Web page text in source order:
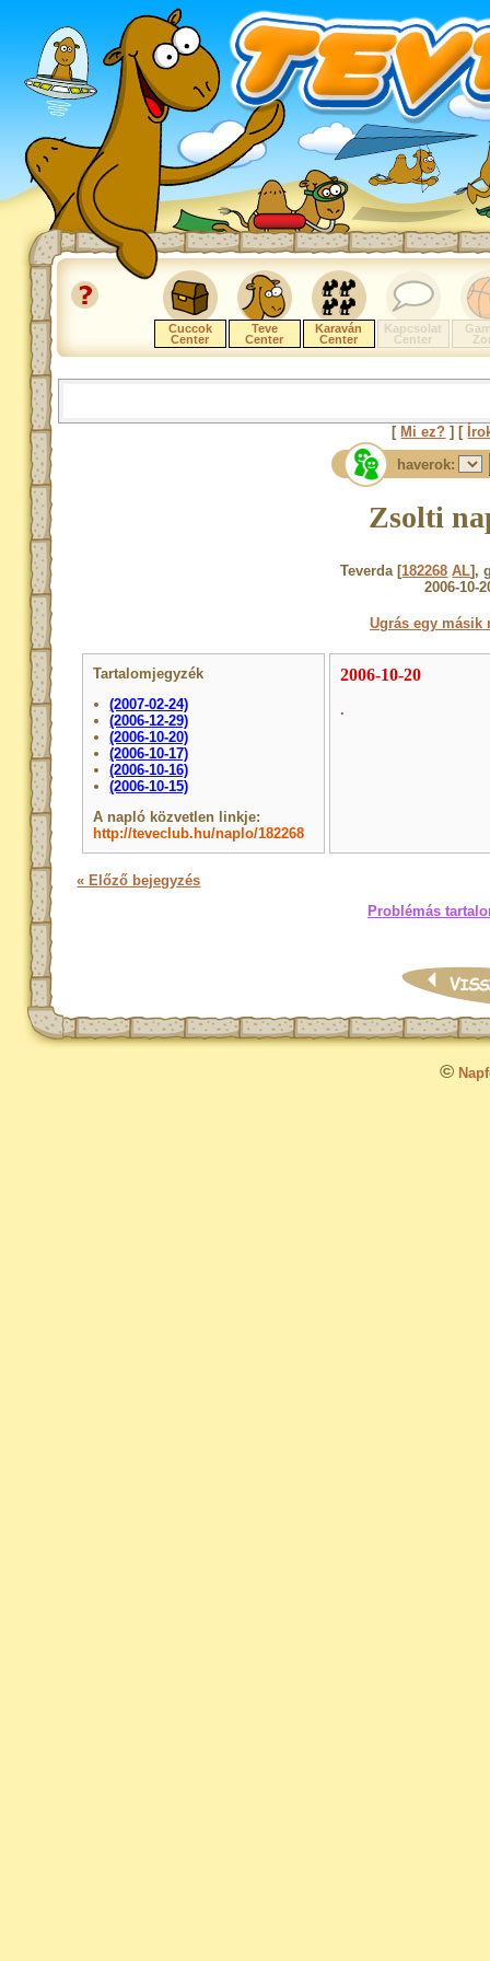
Cuccok
Center
Teve
Center
Karaván
Center
Kapcsolat
Center
[ Mi ez? ] [
haverok:
Zsolti
Teverda [182268 AL],
2006-10-
Ugrás egy másik
Tartalomjegyzék
(2007-02-24)
(2006-12-29)
(2006-10-20)
(2006-10-17)
(2006-10-16)
(2006-10-15)
A napló közvetlen linkje:
http://teveclub.hu/naplo/182268
2006-10-20
.
« Előző bejegyzés
Problémás
©